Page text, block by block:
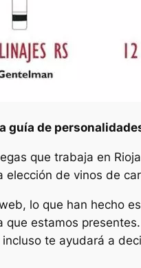
guía de
que trabaja en
elección de vinos de
lo que han hecho
que estamos
te ayudará a